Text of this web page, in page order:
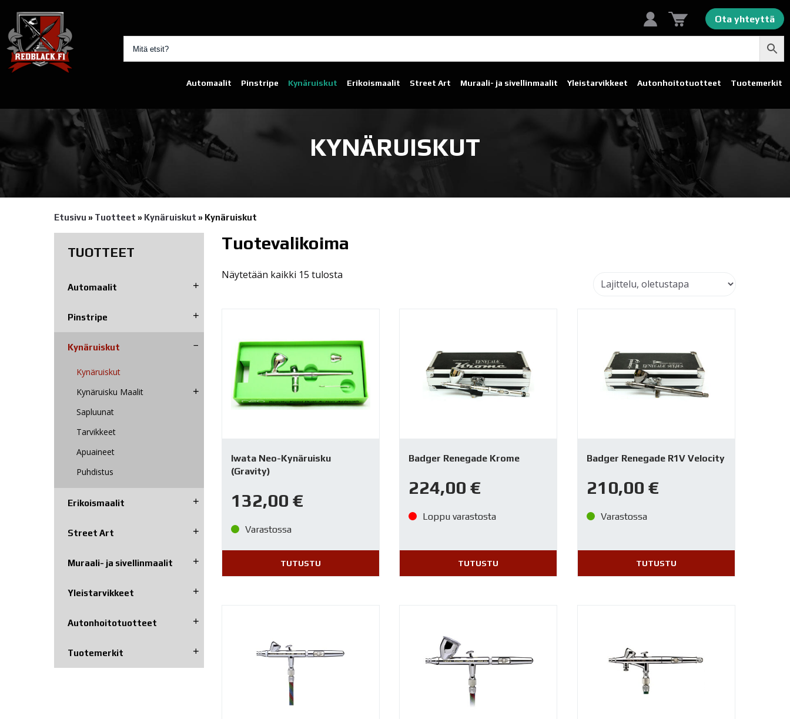
Ota yhteyttä
Automaalit Pinstripe Kynäruiskut Erikoismaalit Street Art Muraali- ja sivellinmaalit Yleistarvikkeet Autonhoito­tuotteet Tuotemerkit
KYNÄRUISKUT
Etusivu » Tuotteet » Kynäruiskut » Kynäruiskut
TUOTTEET
Automaalit
Pinstripe
Kynäruiskut
Kynäruiskut
Kynäruisku Maalit
Sapluunat
Tarvikkeet
Apuaineet
Puhdistus
Erikoismaalit
Street Art
Muraali- ja sivellinmaalit
Yleistarvikkeet
Autonhoito­tuotteet
Tuotemerkit
Tuotevalikoima
Näytetään kaikki 15 tulosta
Iwata Neo-Kynäruisku
(Gravity)
132,00 €
Varastossa
TUTUSTU
Badger Renegade Krome
224,00€
Loppu varastosta
TUTUSTU
Badger Renegade R1V Velocity
210,00 €
Varastossa
TUTUSTU